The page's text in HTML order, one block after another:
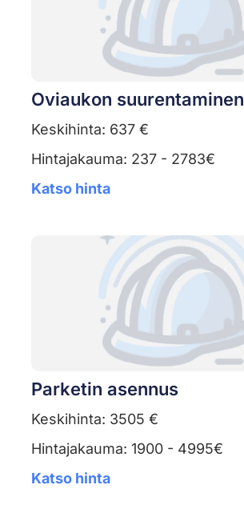
Oviaukon suurentaminen
Keskihinta: 637 €
Hintajakauma: 237 - 2783€
Katso hinta
Parketin asennus
Keskihinta: 3505 €
Hintajakauma: 1900 - 4995€
Katso hinta